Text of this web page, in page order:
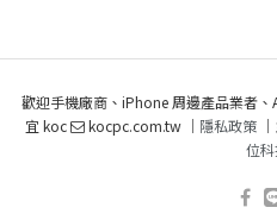
歡迎手機廠商、iPhone 周邊產品業者
宜 koc
kocpc.com.tw ｜ 隱私政策｜
位